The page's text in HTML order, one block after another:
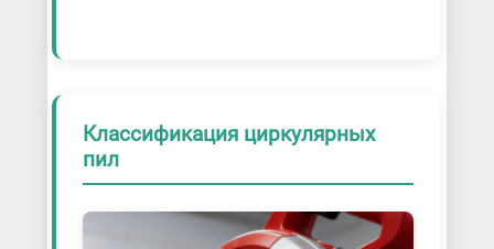
Классификация циркулярных
пил